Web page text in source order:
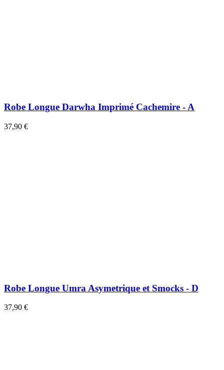
Robe Longue Darwha Imprimé Cachemire - A
37,90 €
Robe Longue Umra Asymetrique et Smocks - D
37,90 €